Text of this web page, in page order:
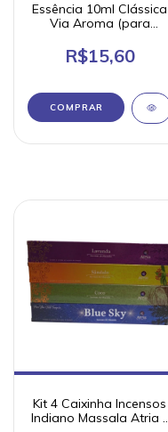
Essência 10ml Clássica
Via Aroma (para
R$15,60
COMPRAR
Kit 4 Caixinha Incensos
Indiano Massala Atria -